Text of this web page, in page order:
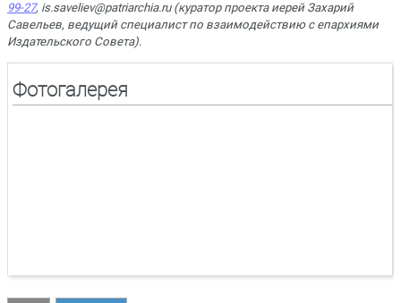
99-27, is.saveliev@patriarchia.ru (куратор проекта иерей Захарий
Савельев, ведущий специалист по взаимодействию с епархиями
Издательского Совета).
Фотогалерея